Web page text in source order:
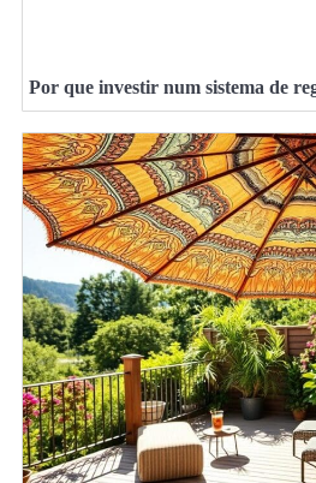
Por que investir num sistema de